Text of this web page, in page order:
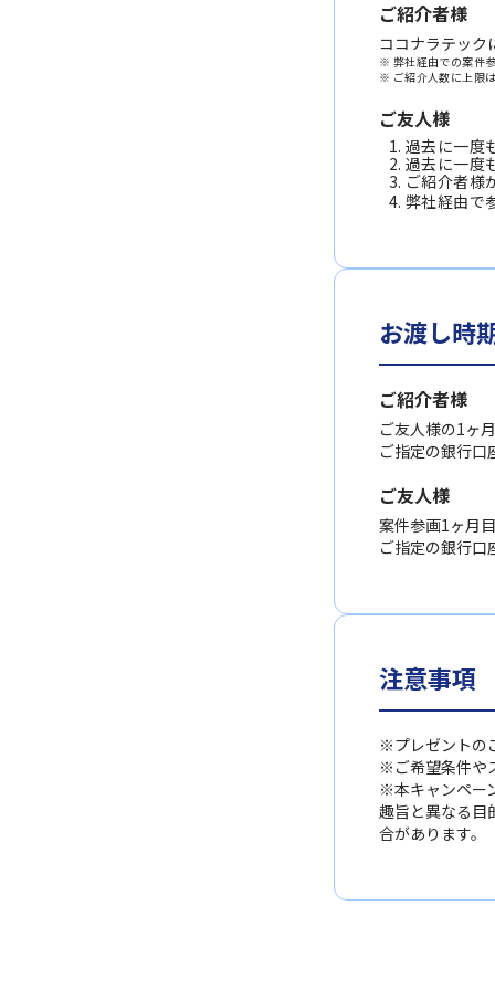
ご紹介者様
ココナラテック
※ 弊社経由での案件
※ ご紹介人数に上限
ご友人様
過去に一度
過去に一度
ご紹介者様
弊社経由で
お渡し時
ご紹介者様
ご友人様の1ヶ
ご指定の銀行
ご友人様
案件参画1ヶ月
ご指定の銀行
注意事項
※プレゼントの
※ご希望条件や
※本キャンペー
趣旨と異なる目
合があります。